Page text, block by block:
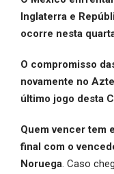
Inglaterra e
ocorre nesta
O compromisso
novamente no
último jogo desta
Quem vencer tem
final com o
Noruega. Caso